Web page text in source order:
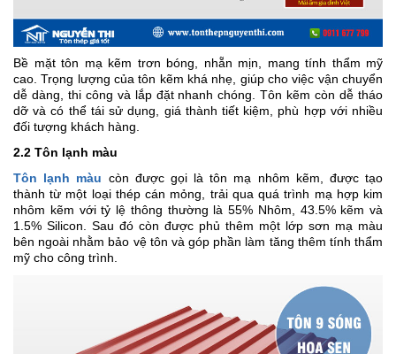
Bề mặt tôn mạ kẽm trơn bóng, nhẵn mịn, mang tính thẩm mỹ
cao. Trọng lượng của tôn kẽm khá nhẹ, giúp cho việc vận chuyển
dễ dàng, thi công và lắp đặt nhanh chóng. Tôn kẽm còn dễ tháo
dỡ và có thể tái sử dụng, giá thành tiết kiệm, phù hợp với nhiều
đối tượng khách hàng.
2.2 Tôn lạnh màu
Tôn lạnh màu còn được gọi là tôn mạ nhôm kẽm, được tạo
thành từ một loại thép cán mỏng, trải qua quá trình mạ hợp kim
nhôm kẽm với tỷ lệ thông thường là 55% Nhôm, 43.5% kẽm và
1.5% Silicon. Sau đó còn được phủ thêm một lớp sơn mạ màu
bên ngoài nhằm bảo vệ tôn và góp phần làm tăng thêm tính thẩm
mỹ cho công trình.